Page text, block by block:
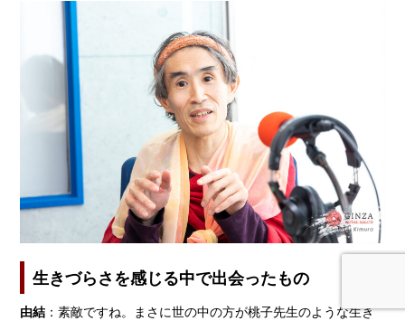
生きづらさを感じる中で出会ったもの
由結 ：素敵ですね。まさに世の中の方が桃子先生のような生き